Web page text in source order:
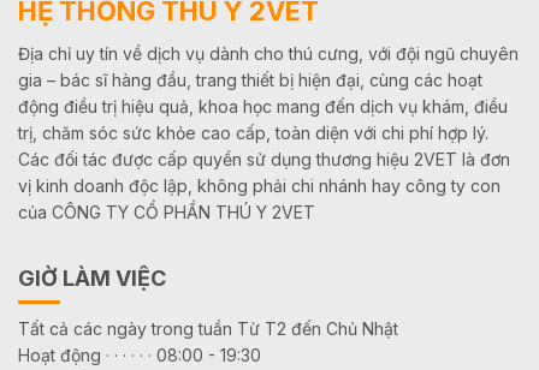
HỆ THỐNG THÚ Y 2VET
Địa chỉ uy tín về dịch vụ dành cho thú cưng, với đội ngũ chuyên
gia – bác sĩ hàng đầu, trang thiết bị hiện đại, cùng các hoạt
động điều trị hiệu quả, khoa học mang đến dịch vụ khám, điều
trị, chăm sóc sức khỏe cao cấp, toàn diện với chi phí hợp lý.
Các đối tác được cấp quyền sử dụng thương hiệu 2VET là đơn
vị kinh doanh độc lập, không phải chi nhánh hay công ty con
của CÔNG TY CỔ PHẦN THÚ Y 2VET
GIỜ LÀM VIỆC
Tất cả các ngày trong tuần Từ T2 đến Chủ Nhật
Hoạt động · · · · · · 08:00 - 19:30